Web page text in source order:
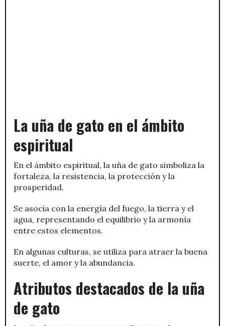
La uña de gato en el ámbito
espiritual
En el ámbito espiritual, la uña de gato simboliza la
fortaleza, la resistencia, la protección y la
prosperidad.
Se asocia con la energía del fuego, la tierra y el
agua, representando el equilibrio y la armonía
entre estos elementos.
En algunas culturas, se utiliza para atraer la buena
suerte, el amor y la abundancia.
Atributos destacados de la uña
de gato